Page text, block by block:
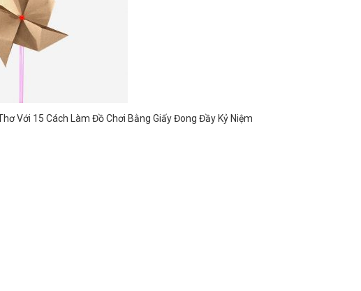
Với 15 Cách Làm Đồ Chơi Bằng Giấy Đong Đầy Kỷ Niệm